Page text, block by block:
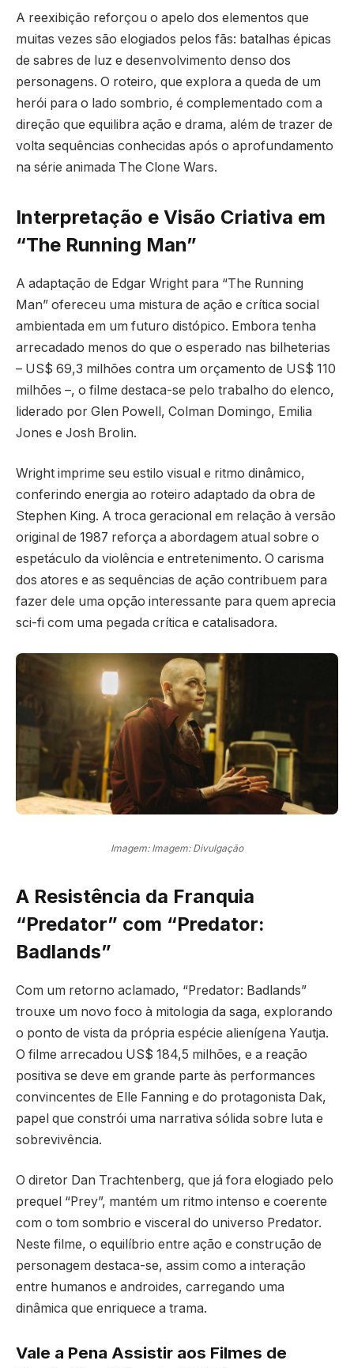
A reexibição reforçou o apelo dos elementos que
muitas vezes são elogiados pelos fãs: batalhas épicas
de sabres de luz e desenvolvimento denso dos
personagens. O roteiro, que explora a queda de um
herói para o lado sombrio, é complementado com a
direção que equilibra ação e drama, além de trazer de
volta sequências conhecidas após o aprofundamento
na série animada The Clone Wars.
Interpretação e Visão Criativa em
“The Running Man”
A adaptação de Edgar Wright para “The Running
Man” ofereceu uma mistura de ação e crítica social
ambientada em um futuro distópico. Embora tenha
arrecadado menos do que o esperado nas bilheterias
– US$ 69,3 milhões contra um orçamento de US$ 110
milhões –, o filme destaca-se pelo trabalho do elenco,
liderado por Glen Powell, Colman Domingo, Emilia
Jones e Josh Brolin.
Wright imprime seu estilo visual e ritmo dinâmico,
conferindo energia ao roteiro adaptado da obra de
Stephen King. A troca geracional em relação à versão
original de 1987 reforça a abordagem atual sobre o
espetáculo da violência e entretenimento. O carisma
dos atores e as sequências de ação contribuem para
fazer dele uma opção interessante para quem aprecia
sci-fi com uma pegada crítica e catalisadora.
Imagem: Imagem: Divulgação
A Resistência da Franquia
“Predator” com “Predator:
Badlands”
Com um retorno aclamado, “Predator: Badlands”
trouxe um novo foco à mitologia da saga, explorando
o ponto de vista da própria espécie alienígena Yautja.
O filme arrecadou US$ 184,5 milhões, e a reação
positiva se deve em grande parte às performances
convincentes de Elle Fanning e do protagonista Dak,
papel que constrói uma narrativa sólida sobre luta e
sobrevivência.
O diretor Dan Trachtenberg, que já fora elogiado pelo
prequel “Prey”, mantém um ritmo intenso e coerente
com o tom sombrio e visceral do universo Predator.
Neste filme, o equilíbrio entre ação e construção de
personagem destaca-se, assim como a interação
entre humanos e androides, carregando uma
dinâmica que enriquece a trama.
Vale a Pena Assistir aos Filmes de